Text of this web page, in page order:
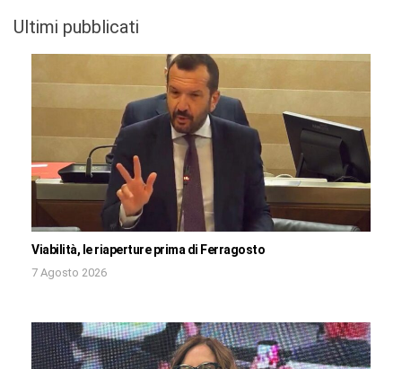
Ultimi pubblicati
Viabilità, le riaperture prima di Ferragosto
7 Agosto 2026